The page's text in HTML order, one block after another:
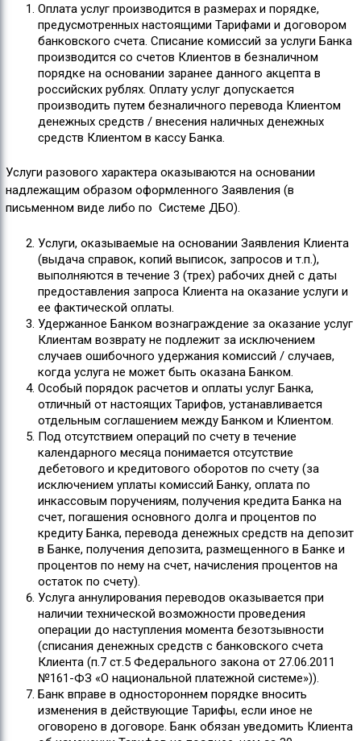
Оплата услуг производится в размерах и порядке,
предусмотренных настоящими Тарифами и договором
банковского счета. Списание комиссий за услуги Банка
производится со счетов Клиентов в безналичном
порядке на основании заранее данного акцепта в
российских рублях. Оплату услуг допускается
производить путем безналичного перевода Клиентом
денежных средств / внесения наличных денежных
средств Клиентом в кассу Банка.
Услуги разового характера оказываются на основании
надлежащим образом оформленного Заявления (в
письменном виде либо по Системе ДБО).
Услуги, оказываемые на основании Заявления Клиента
(выдача справок, копий выписок, запросов и т.п.),
выполняются в течение 3 (трех) рабочих дней с даты
предоставления запроса Клиента на оказание услуги и
ее фактической оплаты.
Удержанное Банком вознаграждение за оказание услуг
Клиентам возврату не подлежит за исключением
случаев ошибочного удержания комиссий / случаев,
когда услуга не может быть оказана Банком.
Особый порядок расчетов и оплаты услуг Банка,
отличный от настоящих Тарифов, устанавливается
отдельным соглашением между Банком и Клиентом.
Под отсутствием операций по счету в течение
календарного месяца понимается отсутствие
дебетового и кредитового оборотов по счету (за
исключением уплаты комиссий Банку, оплата по
инкассовым поручениям, получения кредита Банка на
счет, погашения основного долга и процентов по
кредиту Банка, перевода денежных средств на депозит
в Банке, получения депозита, размещенного в Банке и
процентов по нему на счет, начисления процентов на
остаток по счету).
Услуга аннулирования переводов оказывается при
наличии технической возможности проведения
операции до наступления момента безотзывности
(списания денежных средств с банковского счета
Клиента (п.7 ст.5 Федерального закона от 27.06.2011
№161-ФЗ «О национальной платежной системе»)).
Банк вправе в одностороннем порядке вносить
изменения в действующие Тарифы, если иное не
оговорено в договоре. Банк обязан уведомить Клиента